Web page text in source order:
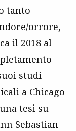
tanto
orrore,
il 2018 al
studi
a Chicago
tesi su
Sebastian